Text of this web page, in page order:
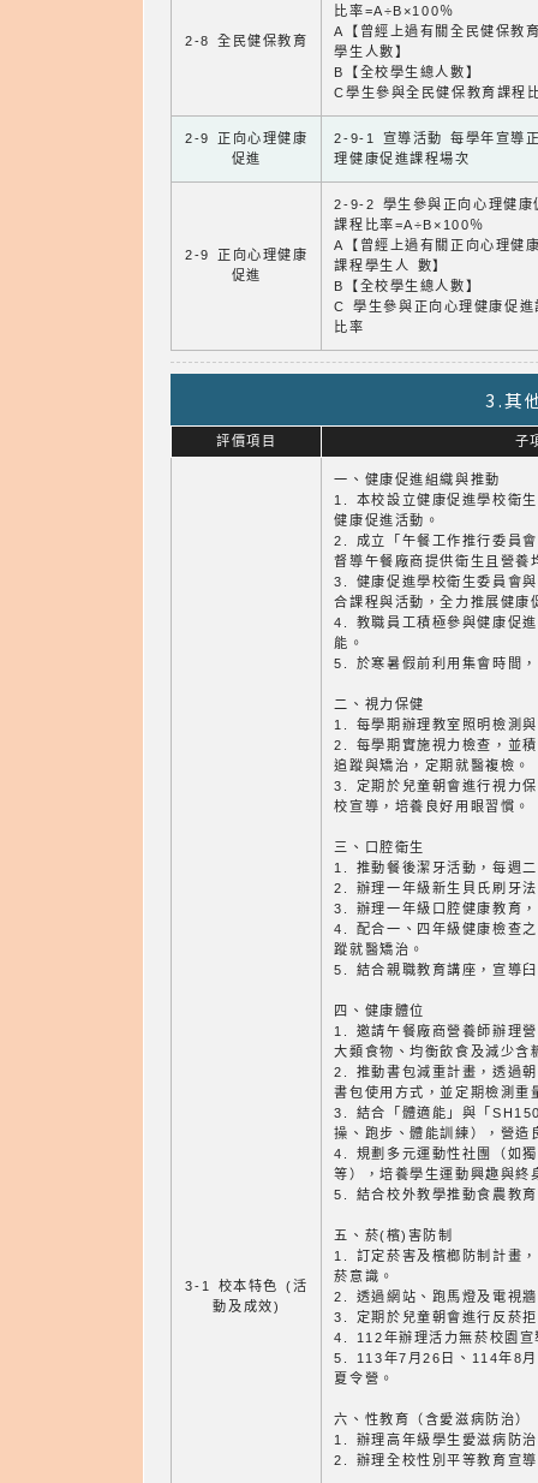
2-8 全民健保教育
比率=A÷B×100％
A【曾經上過有關全民健保教
學生人數】
B【全校學生總人數】
C學生參與全民健保教育課程
2-9 正向心理健康
促進
2-9-1 宣導活動 每學年宣導
理健康促進課程場次
2-9 正向心理健康
促進
2-9-2 學生參與正向心理健康
課程比率=A÷B×100％
A【曾經上過有關正向心理健
課程學生人 數】
B【全校學生總人數】
C 學生參與正向心理健康促進
比率
3.其
評價項目 子
3-1 校本特色 (活
動及成效)
一、健康促進組織與推動
1. 本校設立健康促進學校衛
健康促進活動。
2. 成立「午餐工作推行委員
督導午餐廠商提供衛生且營養
3. 健康促進學校衛生委員會
合課程與活動，全力推展健康
4. 教職員工積極參與健康促
能。
5. 於寒暑假前利用集會時間
二、視力保健
1. 每學期辦理教室照明檢測
2. 每學期實施視力檢查，並
追蹤與矯治，定期就醫複檢。
3. 定期於兒童朝會進行視力
校宣導，培養良好用眼習慣。
三、口腔衛生
1. 推動餐後潔牙活動，每週
2. 辦理一年級新生貝氏刷牙
3. 辦理一年級口腔健康教育
4. 配合一、四年級健康檢查
蹤就醫矯治。
5. 結合親職教育講座，宣導
四、健康體位
1. 邀請午餐廠商營養師辦理
大類食物、均衡飲食及減少含
2. 推動書包減重計畫，透過
書包使用方式，並定期檢測重
3. 結合「體適能」與「
操、跑步、體能訓練），營造
4. 規劃多元運動性社團（如
等），培養學生運動興趣與終
5. 結合校外教學推動食農教
五、菸(檳)害防制
1. 訂定菸害及檳榔防制計畫
菸意識。
2. 透過網站、跑馬燈及電視
3. 定期於兒童朝會進行反菸
4. 112年辦理活力無菸校園宣
5. 113年7月26日、114年8
夏令營。
六、性教育（含愛滋病防治）
1. 辦理高年級學生愛滋病防
2. 辦理全校性別平等教育宣